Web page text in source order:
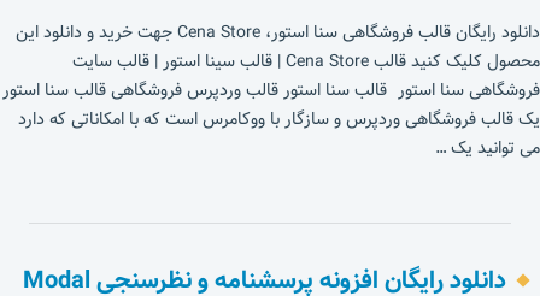
دانلود رایگان قالب فروشگاهی سنا استور، Cena Store جهت خرید و دانلود این
محصول کلیک کنید قالب Cena Store | قالب سینا استور | قالب سایت
فروشگاهی سنا استور قالب سنا استور قالب وردپرس فروشگاهی قالب سنا استور
یک قالب فروشگاهی وردپرس و سازگار با ووکامرس است که با امکاناتی که دارد
می توانید یک …
دانلود رایگان افزونه پرسشنامه و نظرسنجی Modal